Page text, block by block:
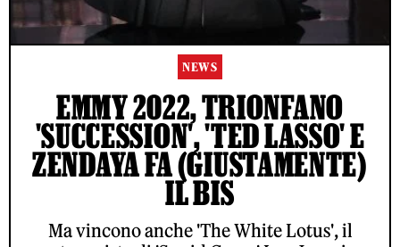
NEWS
EMMY 2022, TRIONFANO
'SUCCESSION', 'TED LASSO' E
ZENDAYA FA (GIUSTAMENTE)
IL BIS
Ma vincono anche 'The White Lotus', il